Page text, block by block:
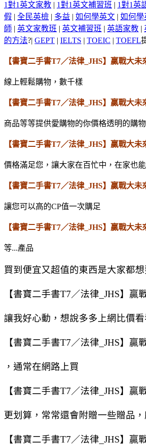
1對1英文家教 | 1對1英文補習班 | 1對1英
假 | 全民英檢 | 多益 | 如何學英文 | 如何學
師 | 英文家教班 | 英文補習班 | 英語家教 |
的方法?| GEPT | IELTS | TOEIC | TOEFL
【書寶二手書T7／法律_JHS】贏戰大
線上輕鬆購物，數千樣
【書寶二手書T7／法律_JHS】贏戰大
商品等等提供愛購物的你價格透明的購
【書寶二手書T7／法律_JHS】贏戰大
價格滿足您，讓大家在百忙中，在家也
【書寶二手書T7／法律_JHS】贏戰大
讓您可以高的CP值一次購足
【書寶二手書T7／法律_JHS】贏戰大
等...產品
買到便宜又超值的東西是大家都
【書寶二手書T7／法律_JHS】
讓我好心動，想說多多上網比價
【書寶二手書T7／法律_JHS】
，通常在網路上買
【書寶二手書T7／法律_JHS】
更划算，常常還會附贈一些贈品
【書寶二手書T7／法律_JHS】